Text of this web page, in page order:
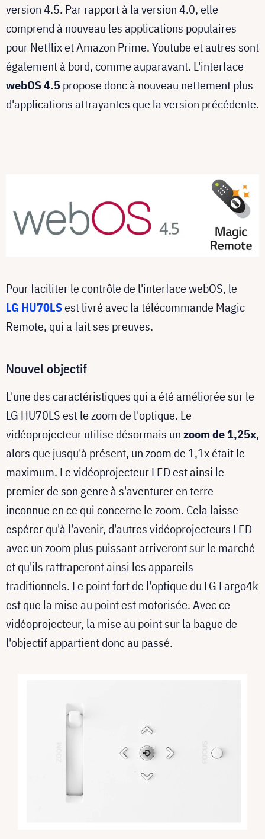
version 4.5. Par rapport à la version 4.0, elle
comprend à nouveau les applications populaires
pour Netflix et Amazon Prime. Youtube et autres sont
également à bord, comme auparavant. L'interface
webOS 4.5propose donc à nouveau nettement plus
d'applications attrayantes que la version précédente.
Pour faciliter le contrôle de l'interface webOS, le
LG HU70LSest livré avec la télécommande Magic
Remote, qui a fait ses preuves.
Nouvel objectif
L'une des caractéristiques qui a été améliorée sur le
LG HU70LS est le zoom de l'optique. Le
vidéoprojecteur utilise désormais unzoom de 1,25x,
alors que jusqu'à présent, un zoom de 1,1x était le
maximum. Le vidéoprojecteur LED est ainsi le
premier de son genre à s'aventurer en terre
inconnue en ce qui concerne le zoom. Cela laisse
espérer qu'à l'avenir, d'autres vidéoprojecteurs LED
avec un zoom plus puissant arriveront sur le marché
et qu'ils rattraperont ainsi les appareils
traditionnels. Le point fort de l'optique du LG Largo4k
est que la mise au point est motorisée. Avec ce
vidéoprojecteur, la mise au point sur la bague de
l'objectif appartient donc au passé.